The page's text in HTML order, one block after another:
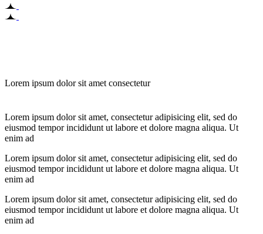
Lorem ipsum dolor sit amet consectetur
Lorem ipsum dolor sit amet, consectetur adipisicing elit, sed do
eiusmod tempor incididunt ut labore et dolore magna aliqua. Ut
enim ad
Lorem ipsum dolor sit amet, consectetur adipisicing elit, sed do
eiusmod tempor incididunt ut labore et dolore magna aliqua. Ut
enim ad
Lorem ipsum dolor sit amet, consectetur adipisicing elit, sed do
eiusmod tempor incididunt ut labore et dolore magna aliqua. Ut
enim ad